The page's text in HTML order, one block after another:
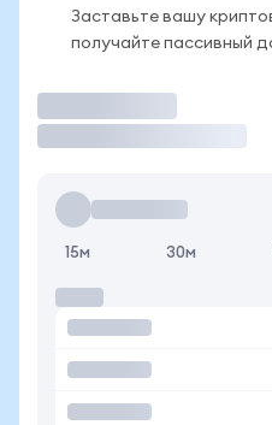
Заставьте вашу
получайте пассивный
15м 30м